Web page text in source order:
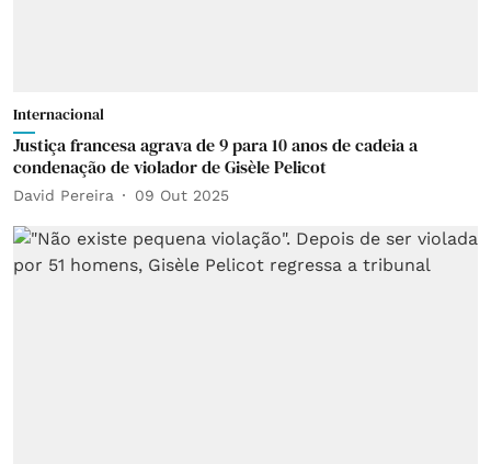
Internacional
Justiça francesa agrava de 9 para 10 anos de cadeia a
condenação de violador de Gisèle Pelicot
David Pereira 09 Out 2025